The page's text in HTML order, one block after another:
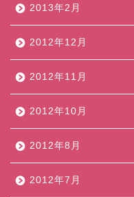
2013年2月
2012年12月
2012年11月
2012年10月
2012年8月
2012年7月